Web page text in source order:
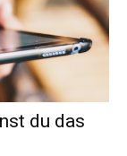
du das